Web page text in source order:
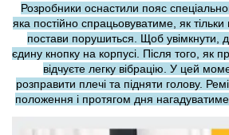
Розробники оснастили пояс
яка постійно спрацьовуватиме, як
постави порушиться. Щоб увімкнути,
єдину кнопку на корпусі. Після того, як
відчуєте легку вібрацію. У цей
розправити плечі та підняти голову.
положення і протягом дня